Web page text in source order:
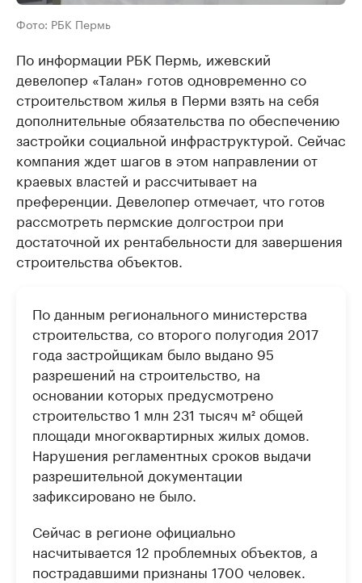
Фото: РБК Пермь
По информации РБК Пермь, ижевский
девелопер «Талан» готов одновременно со
строительством жилья в Перми взять на себя
дополнительные обязательства по обеспечению
застройки социальной инфраструктурой. Сейчас
компания ждет шагов в этом направлении от
краевых властей и рассчитывает на
преференции. Девелопер отмечает, что готов
рассмотреть пермские долгострои при
достаточной их рентабельности для завершения
строительства объектов.
По данным регионального министерства
строительства, со второго полугодия 2017
года застройщикам было выдано 95
разрешений на строительство, на
основании которых предусмотрено
строительство 1 млн 231 тысяч м² общей
площади многоквартирных жилых домов.
Нарушения регламентных сроков выдачи
разрешительной документации
зафиксировано не было.
Сейчас в регионе официально
насчитывается 12 проблемных объектов, а
пострадавшими признаны 1700 человек.